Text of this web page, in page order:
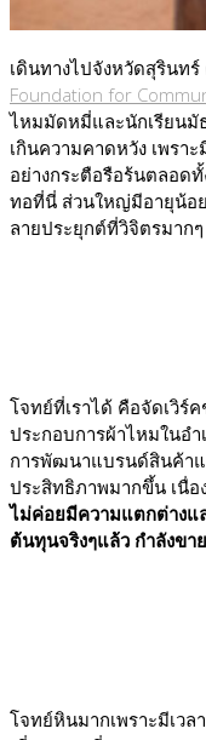
เดินทางไปจังหวัดสุรินท
Foundation for
ไหมมัดหมี่และนักเรียนมั
เกินความคาดหวัง เพรา
อย่างกระตือรือร้นตลอด
ทอที่นี่ ส่วนใหญ่มีอายุน้อ
ลายประยุกต์ที่วิจิตรมากๆ
โจทย์ที่เราได้ คือจัดเวิร์
ประกอบการผ้าไหมในอ
การพัฒนาแบรนด์สินค้าแ
ประสิทธิภาพมากขึ้น เนื่
ไม่ค่อยมีความแตกต่างแ
ต้นทุนจริงๆแล้ว กำลังขา
โจทย์หินมากเพราะมีเว